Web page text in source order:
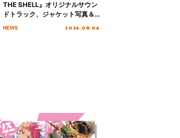
THE SHELL』オリジナルサウン
ドトラック、ジャケット写真＆
NEWS 2026.08.06